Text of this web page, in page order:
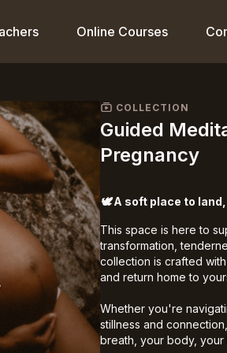
Online Courses
COLLECTION
Guided
Pregnancy
🕊️A soft place to
This space is here to
transformation,
collection is crafted
and return home to
Whether you're
stillness and
breath, your body, your